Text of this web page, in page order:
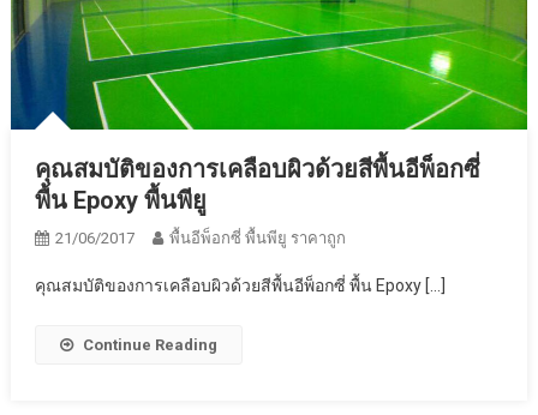
คุณสมบัติของการเคลือบผิวด้วยสีพื้นอีพ็อกซี่
พื้น Epoxy พื้นพียู
21/06/2017 พื้นอีพ็อกซี่ พื้นพียู ราคาถูก
คุณสมบัติของการเคลือบผิวด้วยสีพื้นอีพ็อกซี่ พื้น Epoxy […]
Continue Reading